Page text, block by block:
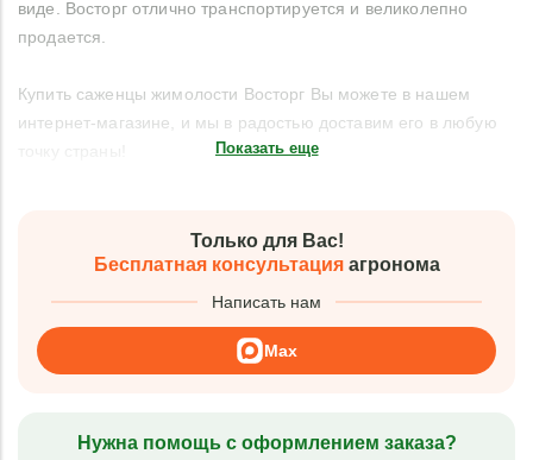
виде. Восторг отлично транспортируется и великолепно
продается.
Купить саженцы жимолости Восторг Вы можете в нашем
интернет-магазине, и мы в радостью доставим его в любую
Показать еще
Только для Вас!
Бесплатная консультацияагронома
Написать нам
Max
Нужна помощь с оформлением заказа?